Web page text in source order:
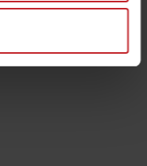
extentions (600-
profondeur
de travail de